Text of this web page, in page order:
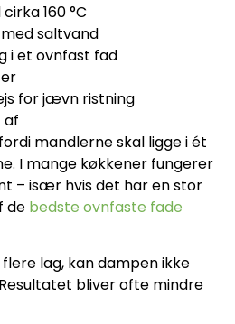
160 °C
saltvand
i et ovnfast fad
for jævn ristning
af
mandlerne skal ligge i ét
I mange køkkener fungerer
– især hvis det har en stor
de bedste ovnfaste fade
lag, kan dampen ikke
bliver ofte mindre